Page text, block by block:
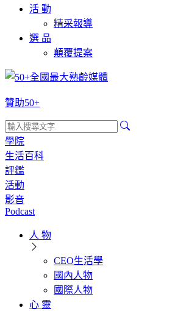
活 動
精采報導
選 品
顛覆提案
贊助50+
學院
生活百科
評鑑
活動
影音
Podcast
人 物
CEO生活學
國內人物
國際人物
心 靈